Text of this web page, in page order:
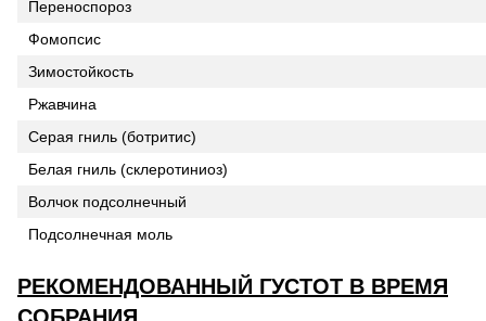
Переноспороз
Фомопсис
Зимостойкость
Ржавчина
Серая гниль (ботритис)
Белая гниль (склеротиниоз)
Волчок подсолнечный
Подсолнечная моль
РЕКОМЕНДОВАННЫЙ ГУСТОТ В ВРЕМЯ